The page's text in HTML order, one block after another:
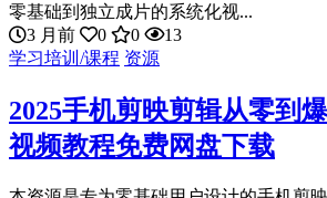
零基础到独立成片的系统化视...
3 月前
0 0
13
学习培训/课程 资源
2025手机剪映剪辑从零到
视频教程免费网盘下载